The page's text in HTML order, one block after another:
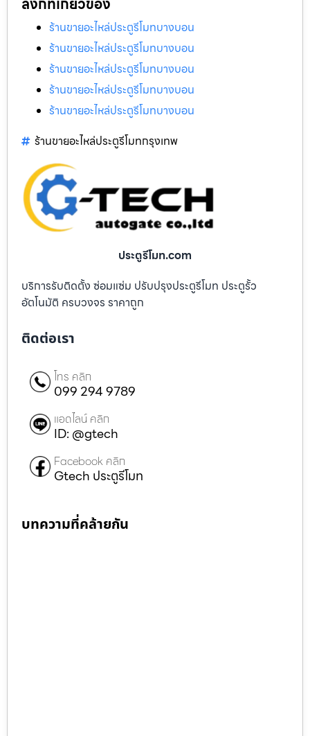
ร้านขายอะไหล่ประตูรีโมทบางบอน
ร้านขายอะไหล่ประตูรีโมทบางบอน
ร้านขายอะไหล่ประตูรีโมทบางบอน
ร้านขายอะไหล่ประตูรีโมทบางบอน
ร้านขายอะไหล่ประตูรีโมทบางบอน
ร้านขายอะไหล่ประตูรีโมทกรุงเทพ
ประตูรีโมท.com
บริการรับติดตั้ง ซ่อมแซ่ม ปรับปรุงประตูรีโมท ประตูรั้ว
อัตโนมัติ ครบวงจร ราคาถูก
ติดต่อเรา
โทร คลิก
099 294 9789
แอดไลน์ คลิก
ID: @gtech
Facebook คลิก
Gtech ประตูรีโมท
บทความที่คล้ายกัน